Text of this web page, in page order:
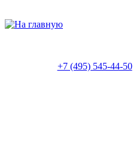
+7 (495) 545-44-50